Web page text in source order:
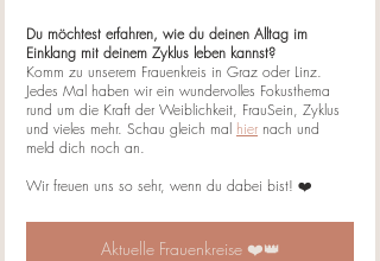
Du möchtest erfahren, wie du deinen Alltag im
Einklang mit deinem Zyklus leben kannst?
Komm zu unserem Frauenkreis in Graz oder Linz.
Jedes Mal haben wir ein wundervolles Fokusthema
rund um die Kraft der Weiblichkeit, FrauSein, Zyklus
und vieles mehr. Schau gleich mal hier nach und
meld dich noch an.
Wir freuen uns so sehr, wenn du dabei bist! ❤️
Aktuelle Frauenkreise ❤️👑